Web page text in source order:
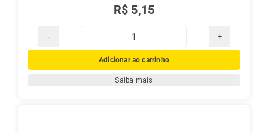
R$ 5,15
Chá
Mate
Real
Adicionar ao carrinho
Saiba mais